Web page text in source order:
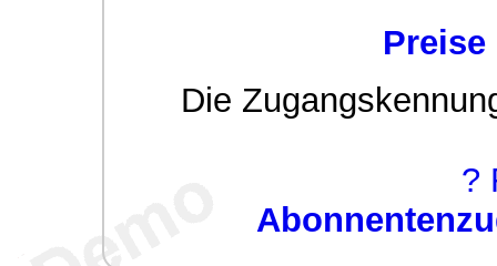
Die
?